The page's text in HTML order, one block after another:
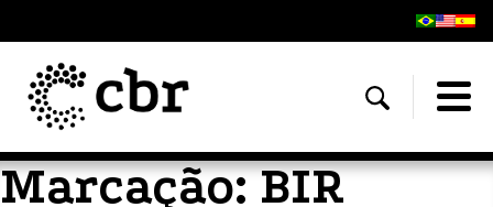
Marcação:BIR